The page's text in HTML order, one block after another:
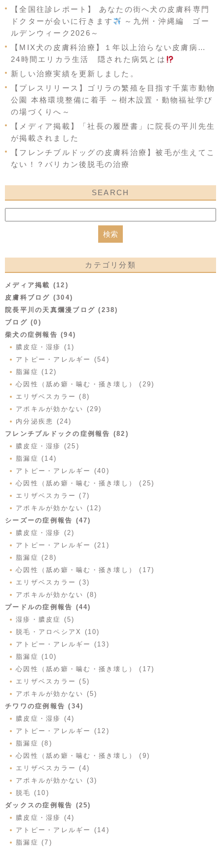
【全国往診レポート】 あなたの街へ犬の皮膚科専門
ドクターが会いに行きます
～九州・沖縄編 ゴー
ルデンウィーク2026～
【MIX犬の皮膚科治療】１年以上治らない皮膚病…
24時間エリカラ生活 隠された病気とは
新しい治療実績を更新しました。
【プレスリリース】ゴリラの繁殖を目指す千葉市動物
公園 本格環境整備に着手 ～樹木設置・動物福祉学び
の場づくりへ～
【メディア掲載】「社長の履歴書」に院長の平川先生
が掲載されました
【フレンチブルドッグの皮膚科治療】被毛が生えてこ
ない！？バリカン後脱毛の治療
SEARCH
カテゴリ分類
メディア掲載 (12)
皮膚科ブログ (304)
院長平川の天真爛漫ブログ (238)
ブログ (0)
柴犬の症例報告 (94)
膿皮症・湿疹 (1)
アトピー・アレルギー (54)
脂漏症 (12)
心因性（舐め癖・噛む・掻き壊し） (29)
エリザベスカラー (8)
アポキルが効かない (29)
内分泌疾患 (24)
フレンチブルドックの症例報告 (82)
膿皮症・湿疹 (25)
脂漏症 (14)
アトピー・アレルギー (40)
心因性（舐め癖・噛む・掻き壊し） (25)
エリザベスカラー (7)
アポキルが効かない (12)
シーズーの症例報告 (47)
膿皮症・湿疹 (2)
アトピー・アレルギー (21)
脂漏症 (28)
心因性（舐め癖・噛む・掻き壊し） (17)
エリザベスカラー (3)
アポキルが効かない (8)
プードルの症例報告 (44)
湿疹・膿皮症 (5)
脱毛・アロペシアX (10)
アトピー・アレルギー (13)
脂漏症 (10)
心因性（舐め癖・噛む・掻き壊し） (17)
エリザベスカラー (5)
アポキルが効かない (5)
チワワの症例報告 (34)
膿皮症・湿疹 (4)
アトピー・アレルギー (12)
脂漏症 (8)
心因性（舐め癖・噛む・掻き壊し） (9)
エリザベスカラー (4)
アポキルが効かない (3)
脱毛 (10)
ダックスの症例報告 (25)
膿皮症・湿疹 (4)
アトピー・アレルギー (14)
脂漏症 (7)